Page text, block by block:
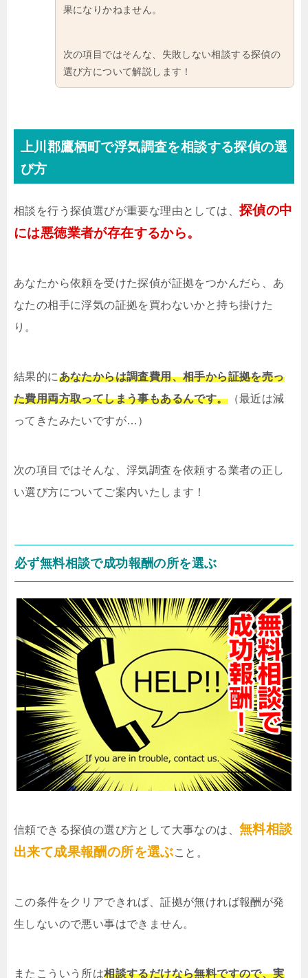
果になりかねません。
次の項目ではそんな、失敗しない相談する探偵の
選び方について解説します！
上川郡鷹栖町で浮気調査を相談する探偵の選
び方
相談を行う探偵選びが重要な理由としては、 探偵の中
には悪徳業者が存在するから。
あなたから依頼を受けた探偵が証拠をつかんだら、あ
なたの相手に浮気の証拠を買わないかと持ち掛けた
り。
結果的にあなたからは調査費用、相手から証拠を売っ
た費用両方取ってしまう事もあるんです。（最近は減
ってきたみたいですが…）
次の項目ではそんな、浮気調査を依頼する業者の正し
い選び方についてご案内いたします！
必ず無料相談で成功報酬の所を選ぶ
信頼できる探偵の選び方として大事なのは、 無料相談
出来て成果報酬の所を選ぶこと。
この条件をクリアできれば、証拠が無ければ報酬が発
生しないので悪い事はできません。
またこういう所は相談するだけなら無料ですので、実